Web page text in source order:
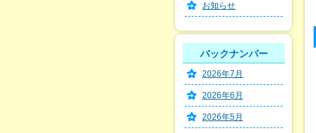
お知らせ
バックナンバー
2026年7月
2026年6月
2026年5月